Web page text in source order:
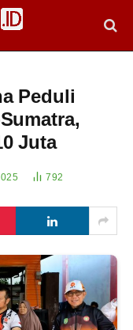
Peduli
Juta
792